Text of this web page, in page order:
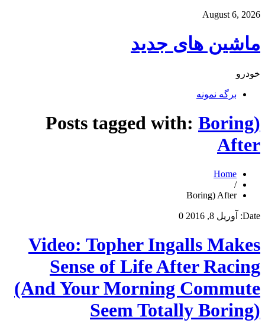
August 6, 2026
ماشین های جدید
خودرو
برگه نمونه
Posts tagged with: Boring)
After
Home
/
Boring) After
Date: آوریل 8, 2016 0
Video: Topher Ingalls Makes
Sense of Life After Racing
(And Your Morning Commute
Seem Totally Boring)